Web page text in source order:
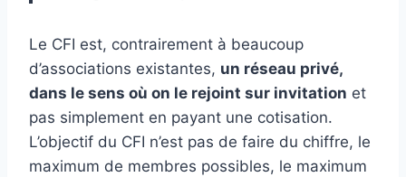
Le CFI est, contrairement à beaucoup
d’associations existantes, un réseau privé,
dans le sens où on le rejoint sur invitation et
pas simplement en payant une cotisation.
L’objectif du CFI n’est pas de faire du chiffre, le
maximum de membres possibles, le maximum